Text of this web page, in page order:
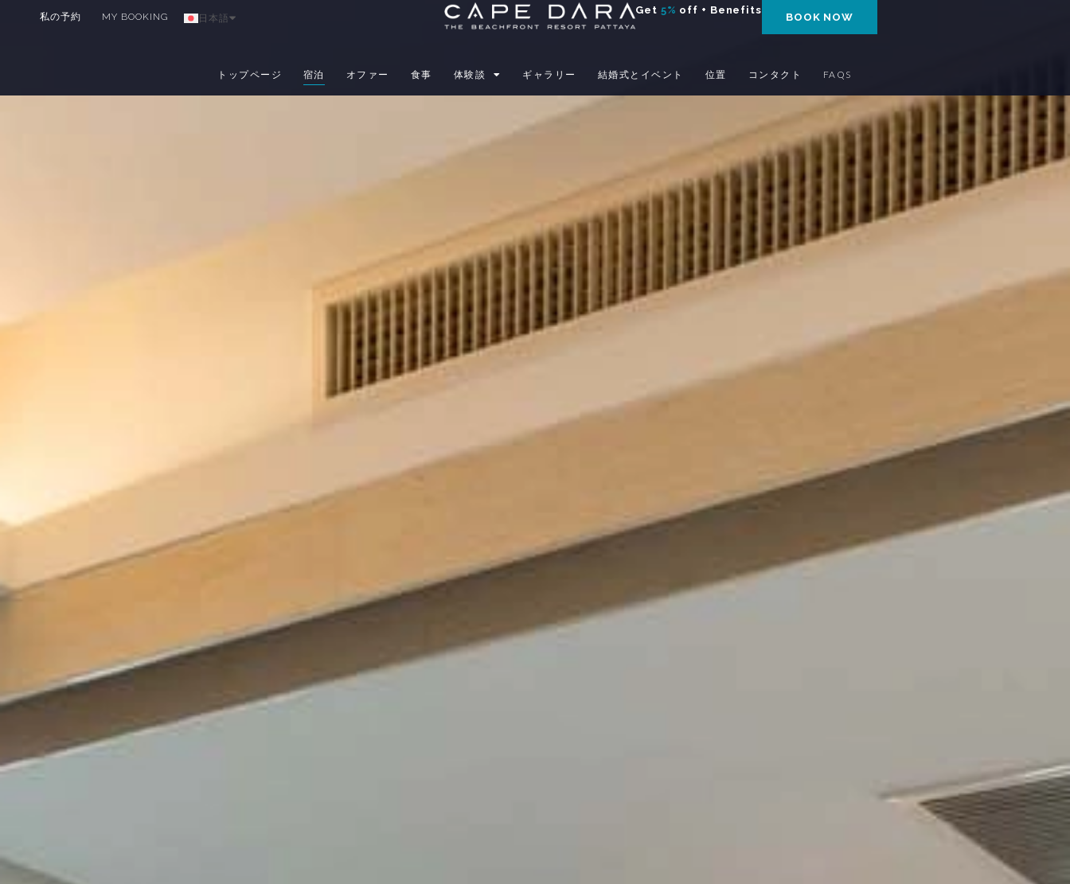
私の予約 MY BOOKING 日本語
Get 5% off + Benefits
BOOK NOW
トップページ 宿泊 オファー 食事 体験談 ギャラリー 結婚式とイベント 位置 コンタクト FAQS